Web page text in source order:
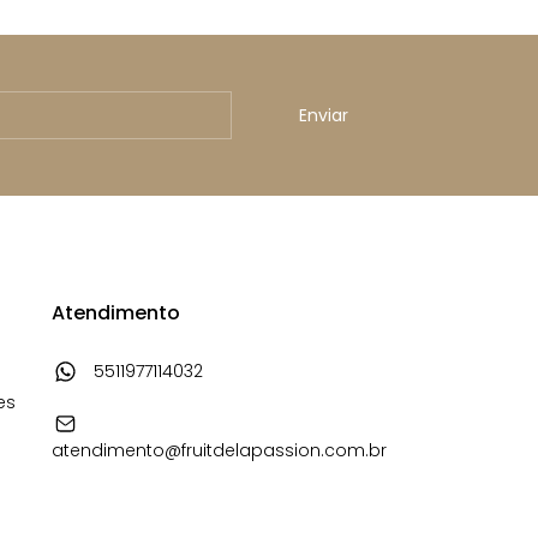
Atendimento
5511977114032
atendimento@fruitdelapassion.com.br